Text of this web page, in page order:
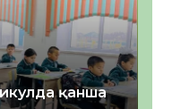
қанша